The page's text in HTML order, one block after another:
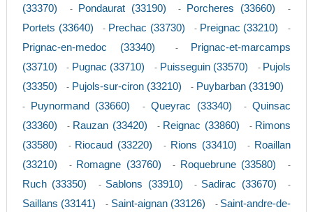
(33370) - Pondaurat (33190) - Porcheres (33660) -
Portets (33640) - Prechac (33730) - Preignac (33210) -
Prignac-en-medoc (33340) -
Prignac-et-marcamps
(33710)
- Pugnac (33710) - Puisseguin (33570) - Pujols
(33350)
- Pujols-sur-ciron (33210) - Puybarban (33190)
- Puynormand (33660) - Queyrac (33340) -Quinsac
(33360)
- Rauzan (33420) - Reignac (33860) - Rimons
(33580)
- Riocaud (33220) - Rions (33410) - Roaillan
(33210)
- Romagne (33760) - Roquebrune (33580) -
Ruch (33350) - Sablons (33910) - Sadirac (33670) -
Saillans (33141) - Saint-aignan (33126) - Saint-andre-de-